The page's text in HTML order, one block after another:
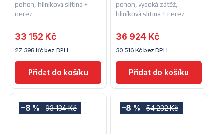
pohon, hliníková slitina +
nerez
27 398 Kč bez DPH
33 152 Kč
pohon, vysoká zátěž,
hliníková slitina + nerez
30 516 Kč bez DPH
36 924 Kč
93 134 Kč
–8 % 54 232 Kč
–8 %